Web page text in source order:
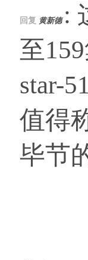
回复 黄新德 :
至
star-
值得
毕节